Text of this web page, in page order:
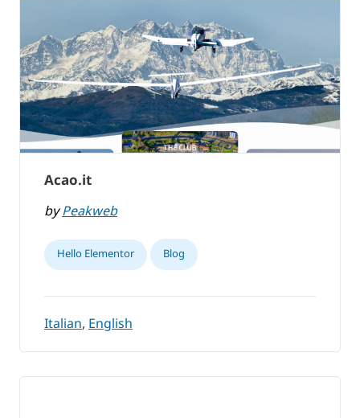
Acao.it
byPeakweb
Hello Elementor Blog
Italian, English